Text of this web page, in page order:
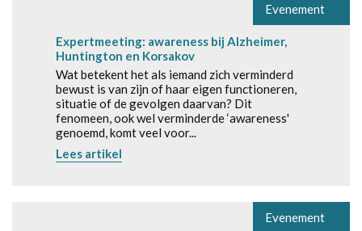
Evenement
Expertmeeting: awareness bij Alzheimer,
Huntington en Korsakov
Wat betekent het als iemand zich verminderd
bewust is van zijn of haar eigen functioneren,
situatie of de gevolgen daarvan? Dit
fenomeen, ook wel verminderde ‘awareness'
genoemd, komt veel voor...
Lees artikel
Evenement